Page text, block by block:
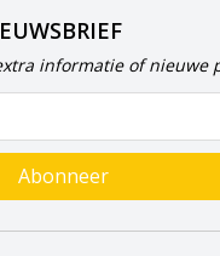
informatie of nieuwe
Abonneer